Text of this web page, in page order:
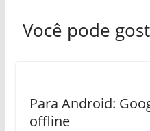
Você pode
Para Android:
offline